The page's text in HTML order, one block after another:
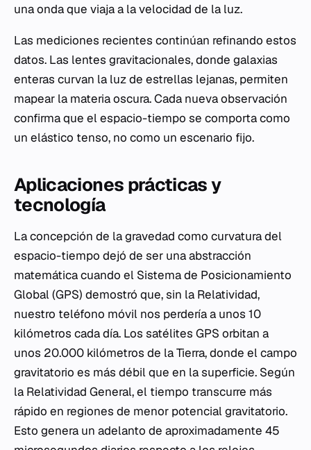
una onda que viaja a la velocidad de la luz.
Las mediciones recientes continúan refinando estos
datos. Las lentes gravitacionales, donde galaxias
enteras curvan la luz de estrellas lejanas, permiten
mapear la materia oscura. Cada nueva observación
confirma que el espacio-tiempo se comporta como
un elástico tenso, no como un escenario fijo.
Aplicaciones prácticas y
tecnología
La concepción de la gravedad como curvatura del
espacio-tiempo dejó de ser una abstracción
matemática cuando el Sistema de Posicionamiento
Global (GPS) demostró que, sin la Relatividad,
nuestro teléfono móvil nos perdería a unos 10
kilómetros cada día. Los satélites GPS orbitan a
unos 20.000 kilómetros de la Tierra, donde el campo
gravitatorio es más débil que en la superficie. Según
la Relatividad General, el tiempo transcurre más
rápido en regiones de menor potencial gravitatorio.
Esto genera un adelanto de aproximadamente 45